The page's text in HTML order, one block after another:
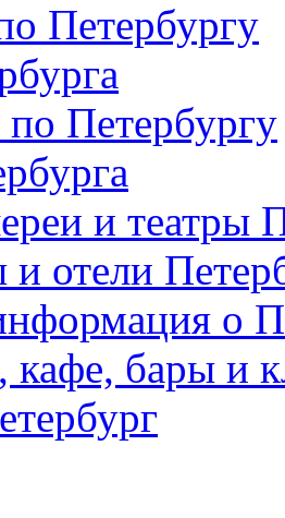
Петербургу
Петербургу
и театры
отели
о
кафе, бары и